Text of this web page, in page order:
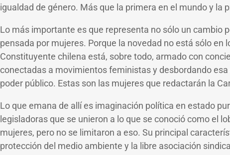
igualdad de género. Más que la primera en el mundo y
Lo más importante es que representa no sólo un cambio
pensada por mujeres. Porque la novedad no está sólo
Constituyente chilena está, sobre todo, armado con
conectadas a movimientos feministas y desbordando
poder público. Estas son las mujeres que redactarán la
Lo que emana de allí es imaginación política en estado
legisladoras que se unieron a lo que se conoció como el
mujeres, pero no se limitaron a eso. Su principal
protección del medio ambiente y la libre asociación